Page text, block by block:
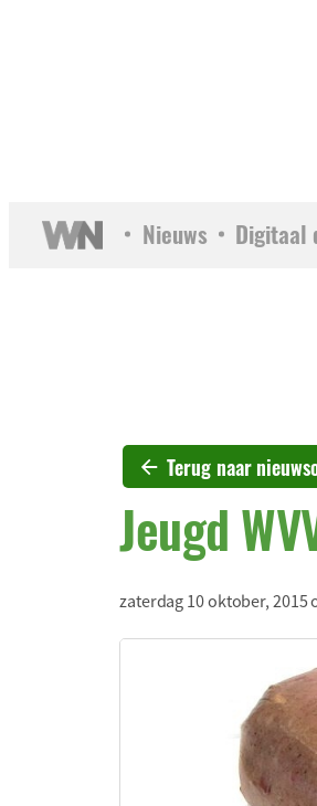
Nieuws Digitaal
Terug naar
Jeugd
zaterdag 10 oktober, 2015